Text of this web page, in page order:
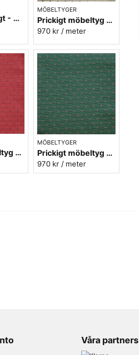
Möbeltyg rutigt - Herta nr.90 svart
MÖBELTYGER
Prickigt möbeltyg beige Micro nr.02
970 kr / meter
Prickigt möbeltyg röd-blå Micro nr.31
MÖBELTYGER
Prickigt möbeltyg grön-röd Micro nr.72
970 kr / meter
Våra partners